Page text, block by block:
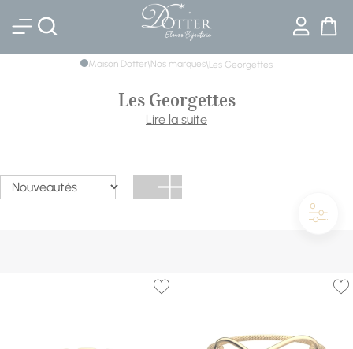
Bijouterie DOTTER
Maison Dotter\Nos marques\Les Georgettes
Les Georgettes
Les Georgettes est une marque française de bijoux et
d'oreilles interchangeables, qui peuvent être personnalisés
avec différents inserts en cuir coloré. Les Georgettes
propose également une gamme de maroquinerie, tels
Lire la suite